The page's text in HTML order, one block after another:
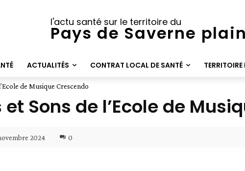
l'actu santé sur le territoire du
Pays de Saverne
ACTUALITÉS CONTRAT LOCAL DE SANTÉ
de Musique Crescendo
Sons de l’Ecole de
2024 0